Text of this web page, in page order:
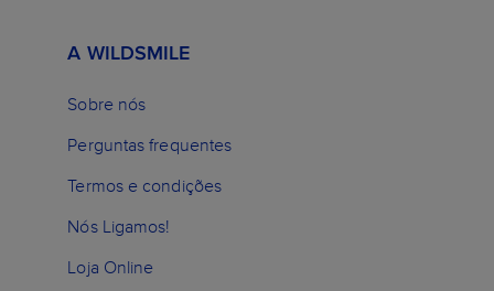
A WILDSMILE
Sobre nós
Perguntas frequentes
Termos e condições
Nós Ligamos!
Loja Online